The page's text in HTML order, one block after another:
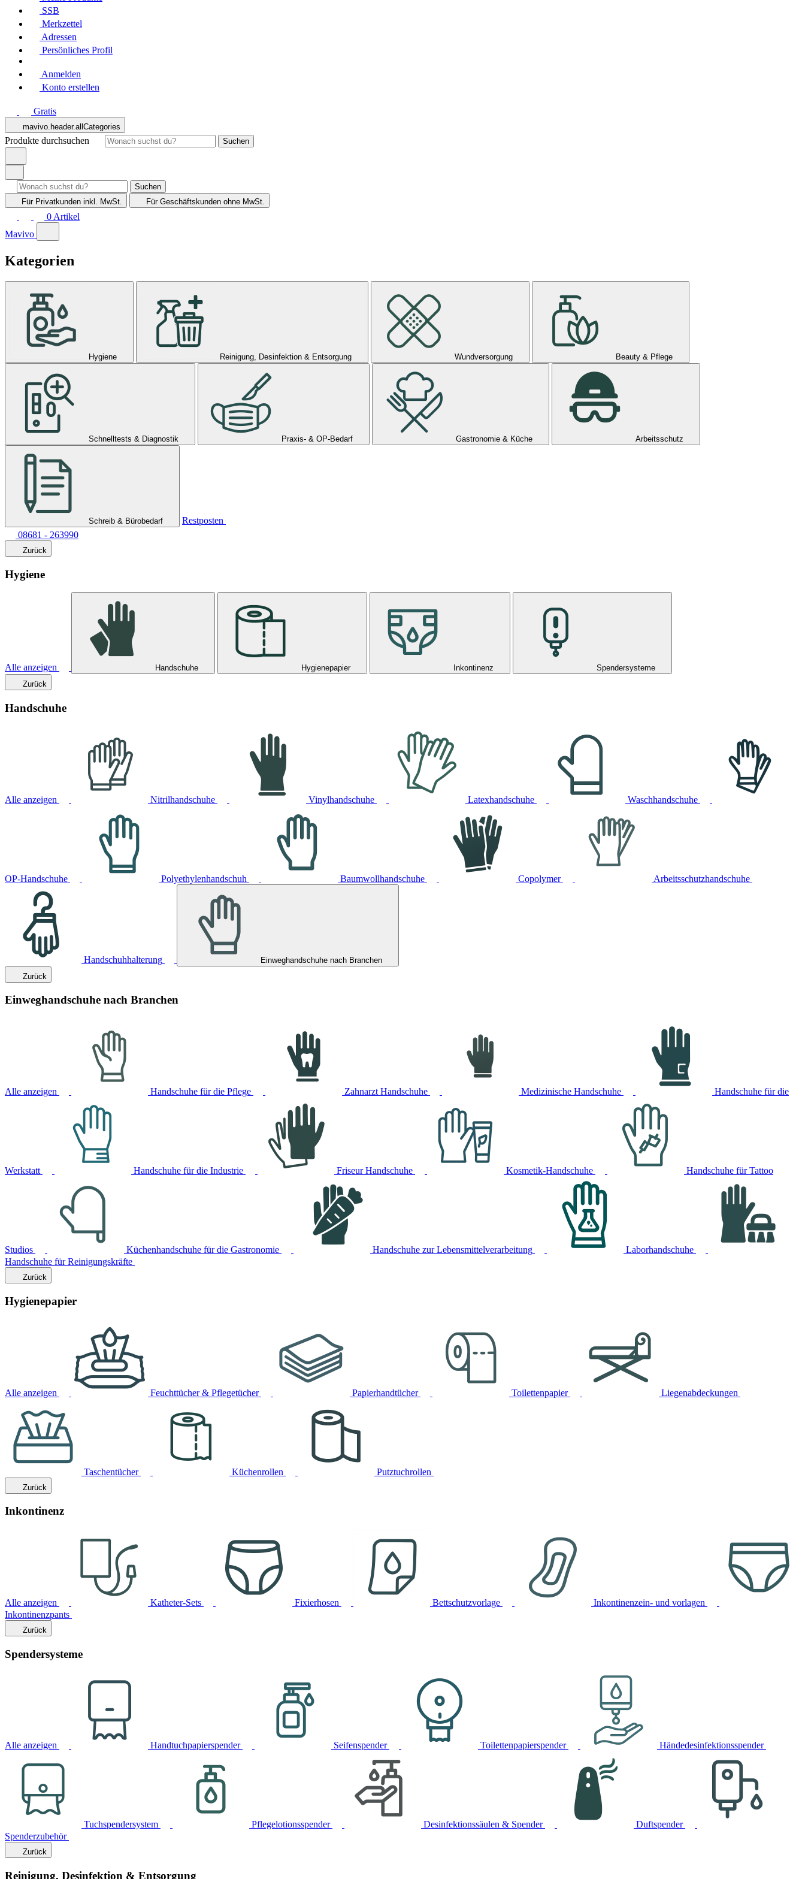
SSB
Merkzettel
Adressen
Persönliches Profil
Anmelden
Konto erstellen
Gratis
mavivo.header.allCategories
Produkte durchsuchen Suchen
Suchen
Für Privatkunden inkl. MwSt. Für Geschäftskunden ohne MwSt.
0 Artikel
Mavivo
Kategorien
Hygiene Reinigung, Desinfektion & Entsorgung Wundversorgung Beauty & Pflege
Schnelltests & Diagnostik Praxis- & OP-Bedarf Gastronomie & Küche Arbeitsschutz
Schreib & Bürobedarf
Restposten
08681 - 263990
Zurück
Hygiene
Alle anzeigen Handschuhe Hygienepapier Inkontinenz
Spendersysteme
Zurück
Handschuhe
Alle anzeigen Nitrilhandschuhe Vinylhandschuhe Latexhandschuhe Waschhandschuhe
OP-Handschuhe Polyethylenhandschuh Baumwollhandschuhe Copolymer Arbeitsschutzhandschuhe
Handschuhhalterung
Einweghandschuhe nach Branchen
Zurück
Einweghandschuhe nach Branchen
Alle anzeigen Handschuhe für die Pflege Zahnarzt Handschuhe Medizinische Handschuhe Handschuhe für die
Werkstatt Handschuhe für die Industrie Friseur Handschuhe Kosmetik-Handschuhe Handschuhe für Tattoo
Studios Küchenhandschuhe für die Gastronomie Handschuhe zur Lebensmittelverarbeitung
Laborhandschuhe
Handschuhe für Reinigungskräfte
Zurück
Hygienepapier
Alle anzeigen Feuchttücher & Pflegetücher Papierhandtücher Toilettenpapier Liegenabdeckungen
Taschentücher Küchenrollen Putztuchrollen
Zurück
Inkontinenz
Alle anzeigen Katheter-Sets Fixierhosen Bettschutzvorlage
Inkontinenzein- und vorlagen
Inkontinenzpants
Zurück
Spendersysteme
Alle anzeigen Handtuchpapierspender Seifenspender Toilettenpapierspender Händedesinfektionsspender
Tuchspendersystem Pflegelotionsspender Desinfektionssäulen & Spender
Duftspender
Spenderzubehör
Zurück
Reinigung, Desinfektion & Entsorgung